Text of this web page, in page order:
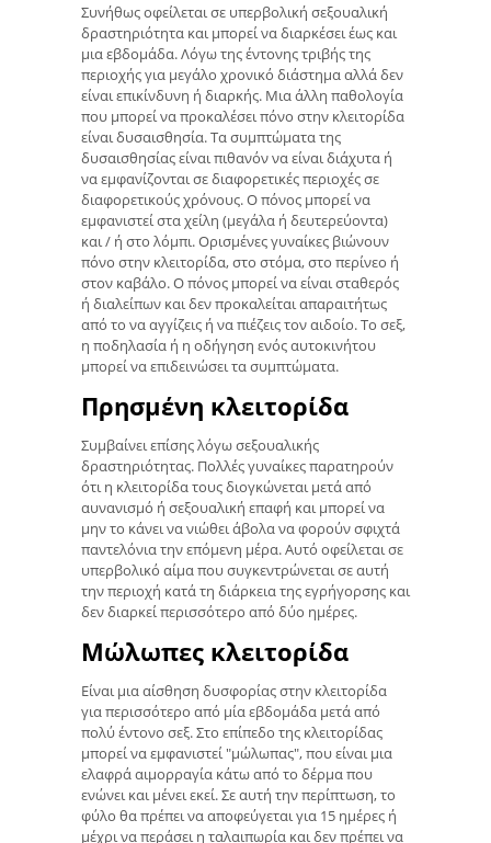
Συνήθως οφείλεται σε υπερβολική σεξουαλική
δραστηριότητα και μπορεί να διαρκέσει έως και
μια εβδομάδα. Λόγω της έντονης τριβής της
περιοχής για μεγάλο χρονικό διάστημα αλλά δεν
είναι επικίνδυνη ή διαρκής. Μια άλλη παθολογία
που μπορεί να προκαλέσει πόνο στην κλειτορίδα
είναι δυσαισθησία. Τα συμπτώματα της
δυσαισθησίας είναι πιθανόν να είναι διάχυτα ή
να εμφανίζονται σε διαφορετικές περιοχές σε
διαφορετικούς χρόνους. Ο πόνος μπορεί να
εμφανιστεί στα χείλη (μεγάλα ή δευτερεύοντα)
και / ή στο λόμπι. Ορισμένες γυναίκες βιώνουν
πόνο στην κλειτορίδα, στο στόμα, στο περίνεο ή
στον καβάλο. Ο πόνος μπορεί να είναι σταθερός
ή διαλείπων και δεν προκαλείται απαραιτήτως
από το να αγγίζεις ή να πιέζεις τον αιδοίο. Το σεξ,
η ποδηλασία ή η οδήγηση ενός αυτοκινήτου
μπορεί να επιδεινώσει τα συμπτώματα.
Πρησμένη κλειτορίδα
Συμβαίνει επίσης λόγω σεξουαλικής
δραστηριότητας. Πολλές γυναίκες παρατηρούν
ότι η κλειτορίδα τους διογκώνεται μετά από
αυνανισμό ή σεξουαλική επαφή και μπορεί να
μην το κάνει να νιώθει άβολα να φορούν σφιχτά
παντελόνια την επόμενη μέρα. Αυτό οφείλεται σε
υπερβολικό αίμα που συγκεντρώνεται σε αυτή
την περιοχή κατά τη διάρκεια της εγρήγορσης και
δεν διαρκεί περισσότερο από δύο ημέρες.
Μώλωπες κλειτορίδα
Είναι μια αίσθηση δυσφορίας στην κλειτορίδα
για περισσότερο από μία εβδομάδα μετά από
πολύ έντονο σεξ. Στο επίπεδο της κλειτορίδας
μπορεί να εμφανιστεί "μώλωπας", που είναι μια
ελαφρά αιμορραγία κάτω από το δέρμα που
ενώνει και μένει εκεί. Σε αυτή την περίπτωση, το
φύλο θα πρέπει να αποφεύγεται για 15 ημέρες ή
μέχρι να περάσει η ταλαιπωρία και δεν πρέπει να